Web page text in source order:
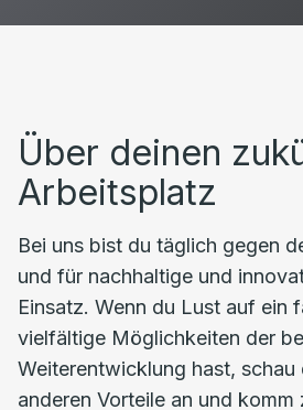
Über deinen
Arbeitsplatz
Bei uns bist du täglich gegen
und für nachhaltige und
Einsatz. Wenn du Lust auf ein
vielfältige Möglichkeiten der
Weiterentwicklung hast, schau
anderen Vorteile an und komm